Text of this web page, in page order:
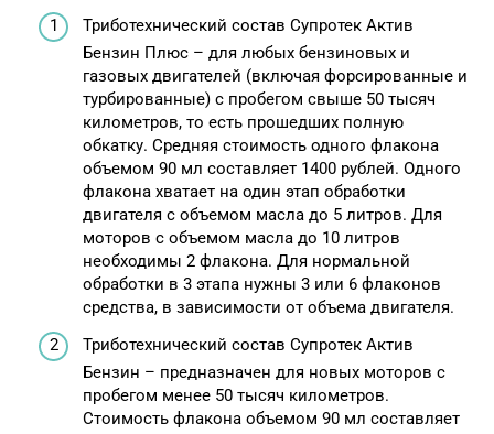
Триботехнический состав Супротек Актив
Бензин Плюс – для любых бензиновых и
газовых двигателей (включая форсированные и
турбированные) с пробегом свыше 50 тысяч
километров, то есть прошедших полную
обкатку. Средняя стоимость одного флакона
объемом 90 мл составляет 1400 рублей. Одного
флакона хватает на один этап обработки
двигателя с объемом масла до 5 литров. Для
моторов с объемом масла до 10 литров
необходимы 2 флакона. Для нормальной
обработки в 3 этапа нужны 3 или 6 флаконов
средства, в зависимости от объема двигателя.
Триботехнический состав Супротек Актив
Бензин – предназначен для новых моторов с
пробегом менее 50 тысяч километров.
Стоимость флакона объемом 90 мл составляет